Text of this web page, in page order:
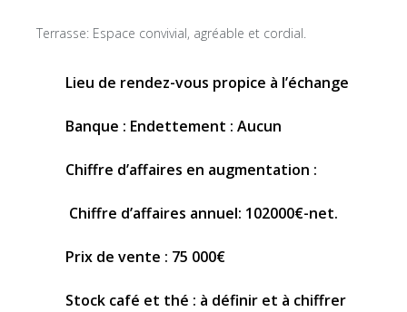
Terrasse: Espace convivial, agréable et cordial.
Lieu de rendez-vous propice à l’échange
Banque : Endettement : Aucun
Chiffre d’affaires en augmentation :
Chiffre d’affaires annuel: 102000€-net.
Prix de vente : 75 000€
Stock café et thé : à définir et à chiffrer